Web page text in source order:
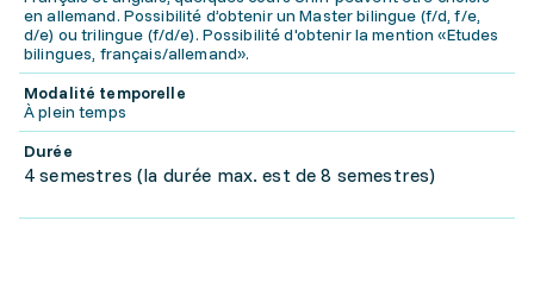
en allemand. Possibilité d’obtenir un Master bilingue (f/d, f/e,
d/e) ou trilingue (f/d/e). Possibilité d'obtenir la mention «Etudes
bilingues, français/allemand».
Modalité temporelle
À plein temps
Durée
4 semestres (la durée max. est de 8 semestres)